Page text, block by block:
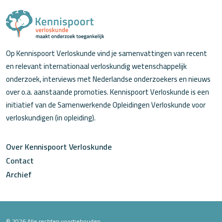
Op Kennispoort Verloskunde vind je samenvattingen van recent
en relevant internationaal verloskundig wetenschappelijk
onderzoek, interviews met Nederlandse onderzoekers en nieuws
over o.a. aanstaande promoties. Kennispoort Verloskunde is een
initiatief van de Samenwerkende Opleidingen Verloskunde voor
verloskundigen (in opleiding).
Over Kennispoort Verloskunde
Contact
Archief